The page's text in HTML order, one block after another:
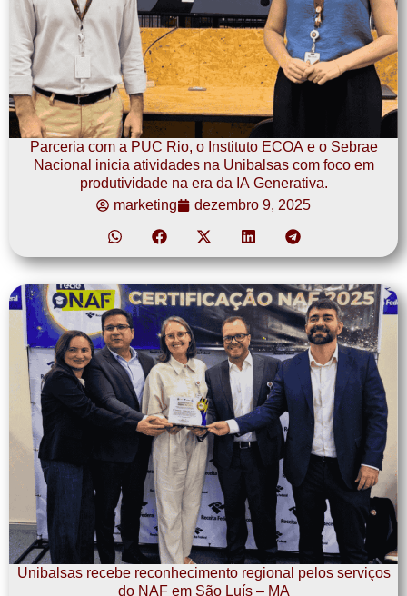
Parceria com a PUC Rio, o Instituto ECOA e o Sebrae
Nacional inicia atividades na Unibalsas com foco em
produtividade na era da IA Generativa.
marketing
dezembro 9, 2025
Unibalsas recebe reconhecimento regional pelos serviços
do NAF em São Luís – MA